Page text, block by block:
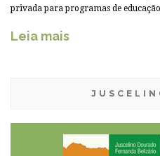
privada para programas de
Leia mais